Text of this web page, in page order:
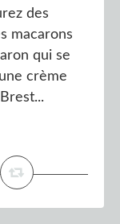
des
macarons
qui se
crème